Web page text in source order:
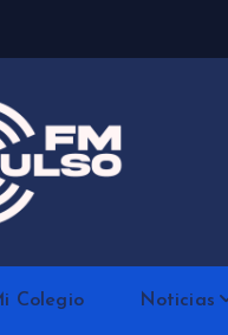
Colegio Noticias